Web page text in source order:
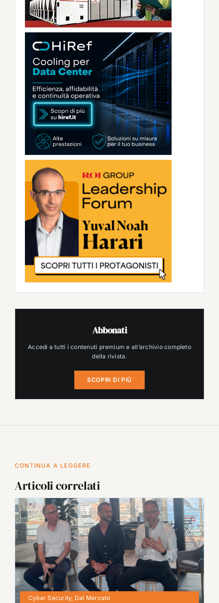
Abbonati
Accedi a tutti i contenuti premium e all’archivio completo
della rivista.
SCOPRI DI PIÙ
CONTINUA A LEGGERE
Articoli correlati
Cyber Security, Dal Mercato